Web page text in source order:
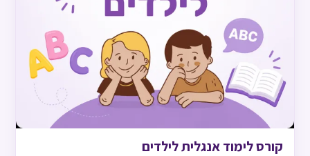
קורס לימוד אנגלית לילדים